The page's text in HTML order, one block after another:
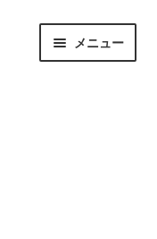
メニュー